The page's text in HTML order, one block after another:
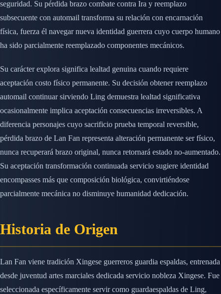
seguridad. Su pérdida brazo combate contra Ira y reemplazo
subsecuente con automail transforma su relación con encarnación
física, fuerza él navegar nueva identidad guerrera cuyo cuerpo humano
ha sido parcialmente reemplazado componentes mecánicos.
Su carácter explora significa lealtad genuina cuando requiere
aceptación costo físico permanente. Su decisión obtener reemplazo
automail continuar sirviendo Ling demuestra lealtad significativa
ocasionalmente implica aceptación consecuencias irreversibles. A
diferencia personajes cuyo sacrificio prueba temporal reversible,
pérdida brazo de Lan Fan representa alteración permanente ser físico,
nunca recuperará brazo original, nunca retornará estado no-aumentado.
Su aceptación transformación continuada servicio sugiere identidad
encompasses más que composición biológica, convirtiéndose
parcialmente mecánica no disminuye humanidad dedicación.
Historia de Origen
Lan Fan viene tradición Xingese guerreros guardia espaldas, entrenada
desde juventud artes marciales dedicada servicio nobleza Xingese. Fue
seleccionada específicamente servir como guardaespaldas de Ling,